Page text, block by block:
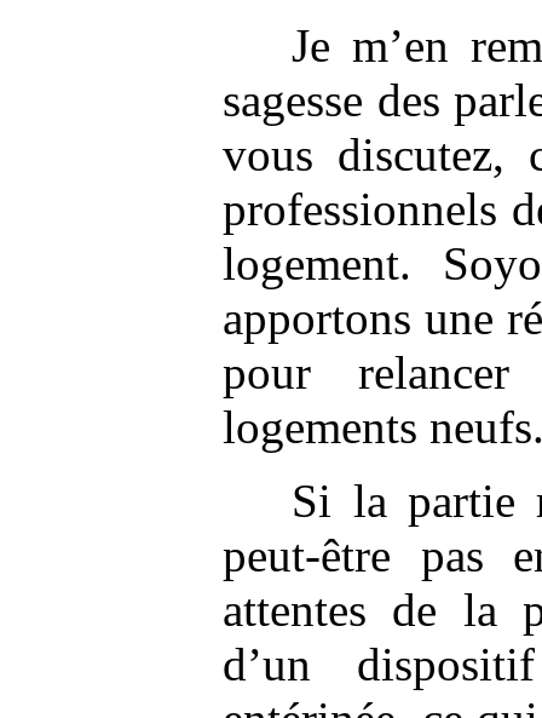
Je m’en
sagesse des
vous discutez,
professionnels
logement.
apportons une
pour
logements
Si la partie
peut-être pas
attentes de la
d’un